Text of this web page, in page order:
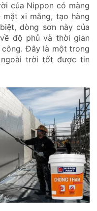
của Nippon có màng
xi măng, tạo hàng
dòng sơn này của
độ phủ và thời gian
Đây là một trong
trời tốt được tin